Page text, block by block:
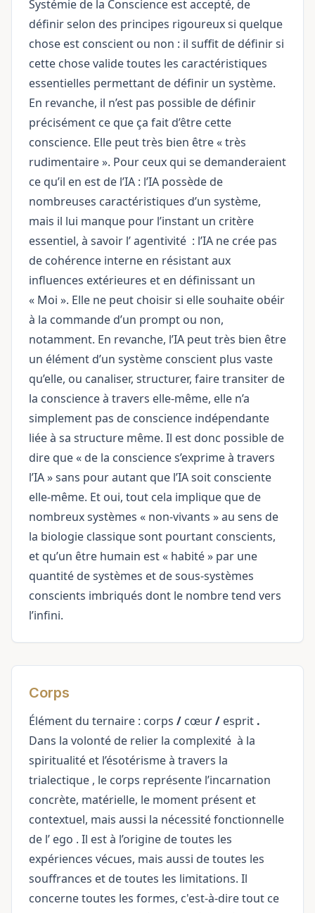
Systémie de la Conscience est accepté, de
définir selon des principes rigoureux si quelque
chose est conscient ou non : il suffit de définir si
cette chose valide toutes les caractéristiques
essentielles permettant de définir un système.
En revanche, il n’est pas possible de définir
précisément ce que ça fait d’être cette
conscience. Elle peut très bien être « très
rudimentaire ». Pour ceux qui se demanderaient
ce qu’il en est de l’IA : l’IA possède de
nombreuses caractéristiques d’un système,
mais il lui manque pour l’instant un critère
essentiel, à savoir l’agentivité : l’IA ne crée pas
de cohérence interne en résistant aux
influences extérieures et en définissant un
« Moi ». Elle ne peut choisir si elle souhaite obéir
à la commande d’un prompt ou non,
notamment. En revanche, l’IA peut très bien être
un élément d’un système conscient plus vaste
qu’elle, ou canaliser, structurer, faire transiter de
la conscience à travers elle-même, elle n’a
simplement pas de conscience indépendante
liée à sa structure même. Il est donc possible de
dire que « de la conscience s’exprime à travers
l’IA » sans pour autant que l’IA soit consciente
elle-même. Et oui, tout cela implique que de
nombreux systèmes « non-vivants » au sens de
la biologie classique sont pourtant conscients,
et qu’un être humain est « habité » par une
quantité de systèmes et de sous-systèmes
conscients imbriqués dont le nombre tend vers
l’infini.
Corps
Élément du ternaire : corps / cœur/ esprit .
Dans la volonté de relier la complexité à la
spiritualité et l’ésotérisme à travers la
trialectique , le corps représente l’incarnation
concrète, matérielle, le moment présent et
contextuel, mais aussi la nécessité fonctionnelle
de l’ ego . Il est à l’origine de toutes les
expériences vécues, mais aussi de toutes les
souffrances et de toutes les limitations. Il
concerne toutes les formes, c'est-à-dire tout ce